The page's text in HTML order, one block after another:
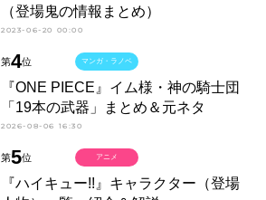
（登場鬼の情報まとめ）
2023-06-20 00:00
第4位
『ONE PIECE』イム様・神の騎士団
「19本の武器」まとめ＆元ネタ
2026-08-06 16:30
マンガ・ラノベ
第5位
『ハイキュー!!』キャラクター（登場
アニメ